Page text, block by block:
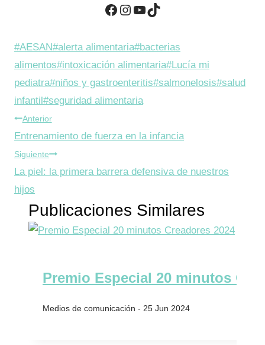
Facebook Instagram YouTube TikTok
Etiquetas
de
la
entrada:
#AESAN#alerta alimentaria#bacterias
alimentos#intoxicación alimentaria#Lucía mi
pediatra#niños y gastroenteritis#salmonelosis#salud
infantil#seguridad alimentaria
Navegación
de
entradas
Anterior
Entrenamiento de fuerza en la infancia
Siguiente
La piel: la primera barrera defensiva de nuestros
hijos
Publicaciones Similares
Premio Especial 20 minutos
25 Jun 2024